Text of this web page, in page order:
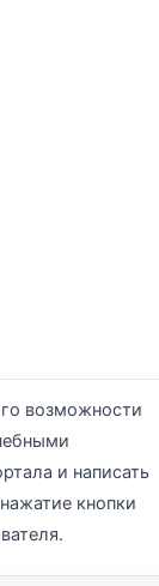
возможности
и написать
кнопки